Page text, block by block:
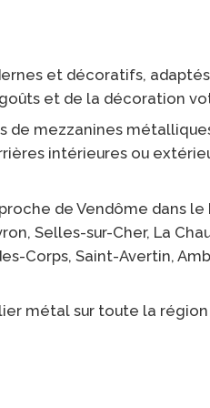
et décoratifs,
et de la décoration
de mezzanines
intérieures ou
de Vendôme dans le
Selles-sur-Cher, La
Corps, Saint-Avertin,
métal sur toute la